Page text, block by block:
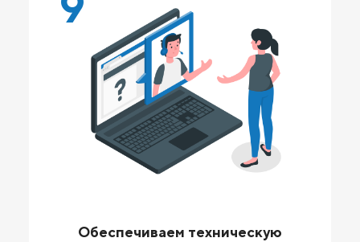
Обеспечиваем техническую